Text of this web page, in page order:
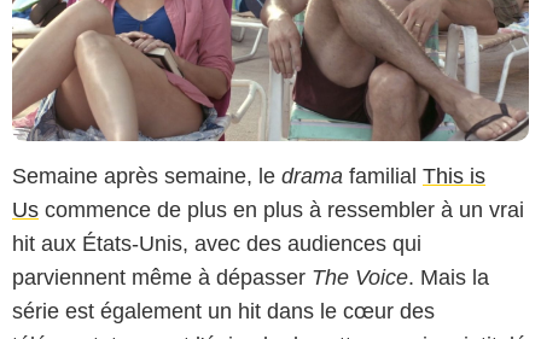
Semaine après semaine, le drama familial This is
Us commence de plus en plus à ressembler à un vrai
hit aux États-Unis, avec des audiences qui
parviennent même à dépasser The Voice. Mais la
série est également un hit dans le cœur des